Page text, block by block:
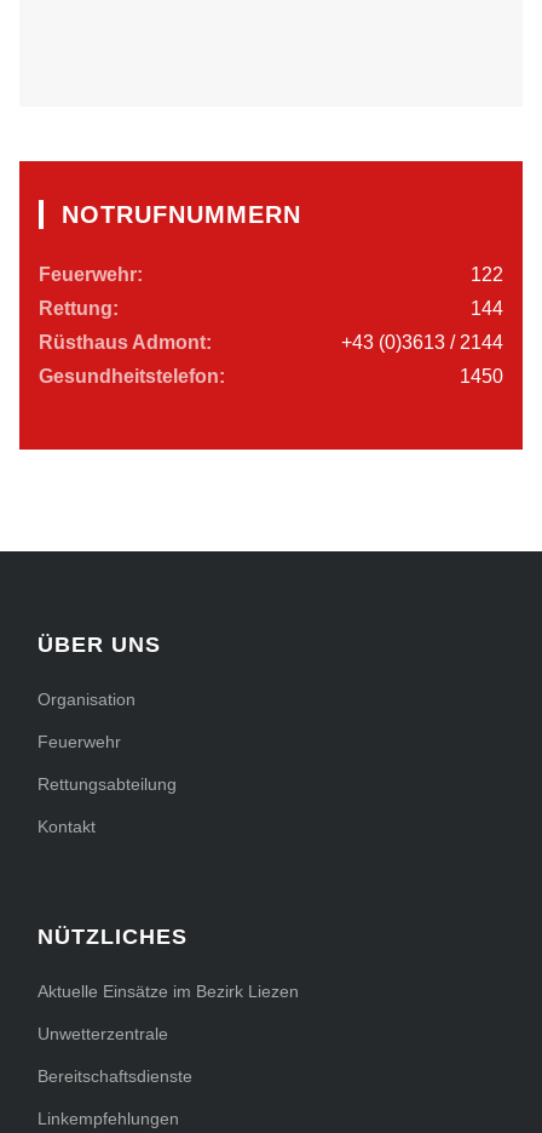
NOTRUFNUMMERN
Feuerwehr:
122
Rettung:
144
Rüsthaus Admont:
+43 (0)3613 / 2144
Gesundheitstelefon:
1450
ÜBER UNS
Organisation
Feuerwehr
Rettungsabteilung
Kontakt
NÜTZLICHES
Aktuelle Einsätze im Bezirk Liezen
Unwetterzentrale
Bereitschaftsdienste
Linkempfehlungen